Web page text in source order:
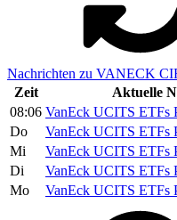
Nachrichten zu VANECK
Zeit
Aktuelle
08:06 VanEck UCITS ETFs
Do
VanEck UCITS ETFs
Mi
VanEck UCITS ETFs
Di
VanEck UCITS ETFs
Mo
VanEck UCITS ETFs